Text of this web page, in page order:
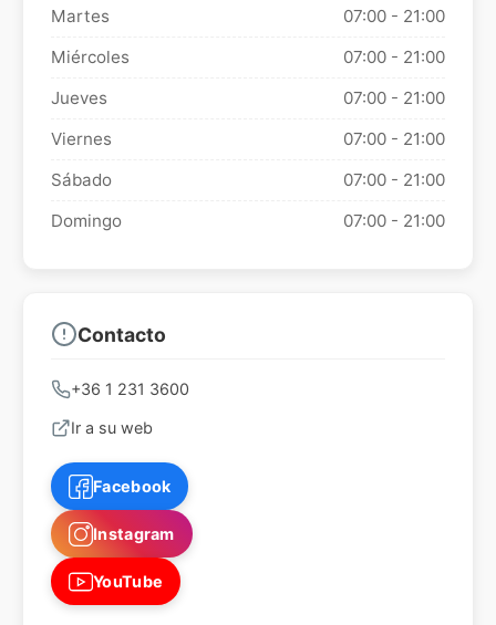
Martes
07:00 - 21:00
Miércoles
07:00 - 21:00
Jueves
07:00 - 21:00
Viernes
07:00 - 21:00
Sábado
07:00 - 21:00
Domingo
07:00 - 21:00
Contacto
+36 1 231 3600
Ir a su web
Facebook
Instagram
YouTube